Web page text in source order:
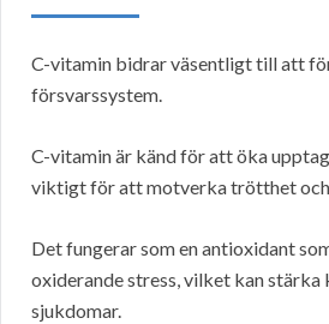
C-vitamin bidrar väsentligt till att
försvarssystem.
C-vitamin är känd för att öka
viktigt för att motverka trötthet
Det fungerar som en antioxidant
oxiderande stress, vilket kan stärka
sjukdomar.